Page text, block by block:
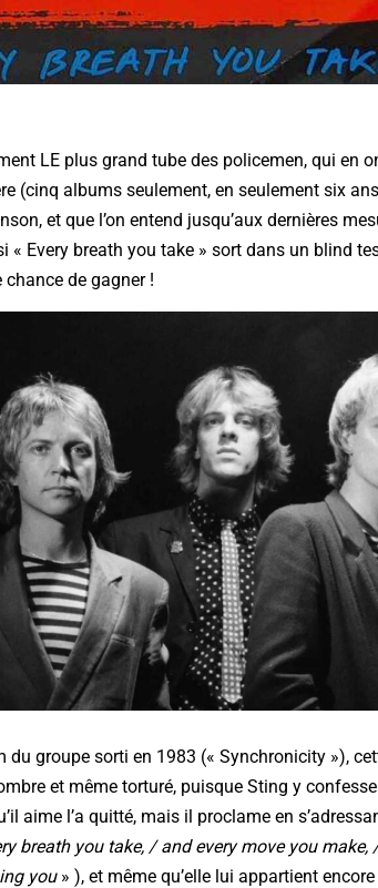
LE plus grand tube des policemen, qui en
(cinq albums seulement, en seulement six
et que l’on entend jusqu’aux dernières
« Every breath you take » sort dans un blind
de gagner !
du groupe sorti en 1983 (« Synchronicity »),
et même torturé, puisque Sting y
aime l’a quitté, mais il proclame en
breath you take, / and every move you
you» ), et même qu’elle lui appartient